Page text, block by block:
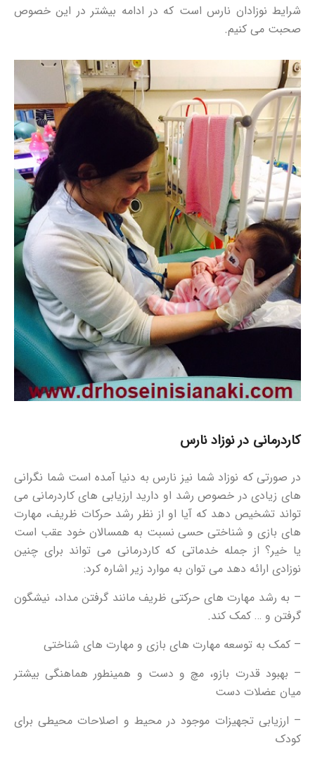
شرایط نوزادان نارس است که در ادامه بیشتر در این خصوص
صحبت می کنیم.
کاردرمانی در نوزاد نارس
در صورتی که نوزاد شما نیز نارس به دنیا آمده است شما نگرانی
های زیادی در خصوص رشد او دارید ارزیابی های کاردرمانی می
تواند تشخیص دهد که آیا او از نظر رشد حرکات ظریف، مهارت
های بازی و شناختی حسی نسبت به همسالان خود عقب است
یا خیر؟ از جمله خدماتی که کاردرمانی می تواند برای چنین
نوزادی ارائه دهد می توان به موارد زیر اشاره کرد:
– به رشد مهارت های حرکتی ظریف مانند گرفتن مداد، نیشگون
گرفتن و … کمک کند.
– کمک به توسعه مهارت های بازی و مهارت های شناختی
– بهبود قدرت بازو، مچ و دست و همینطور هماهنگی بیشتر
میان عضلات دست
– ارزیابی تجهیزات موجود در محیط و اصلاحات محیطی برای
کودک